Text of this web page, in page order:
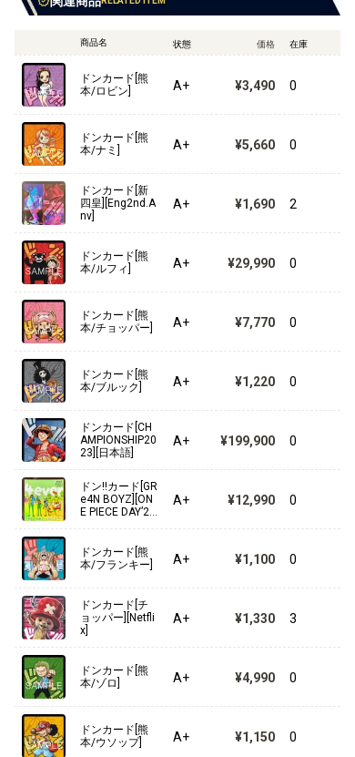
【ST-22】エース&ニューゲート
【ST-21】ギア5
【ST-20】黄 シャーロット・カタクリ
【ST-19】黒 スモーカー
【ST-18】紫 モンキー・D・ルフィ
【ST-17】青 ドンキホーテ・ドフラミンゴ
【ST-16】緑 ウタ
【ST-15】赤 エドワード・ニューゲート
【ST-14】3D2Y
【ST-13】3兄弟の絆
【ST-12】ゾロ&サンジ
【ST-11】Side ウタ
【ST-10】“三船長”集結
【ST-09】Side ヤマト
【ST-08】Side モンキー・D・ルフィ
【ST-07】ビッグ・マム海賊団
【ST-06】海軍
【ST-05】ONE PIECE FILM edition
【ST-04】百獣海賊団
【ST-03】王下七武海
【ST-02】最悪の世代
商品名 状態 価格 在庫
ドンカード[熊
本/ロビン]
A+ ¥3,490 0
ドンカード[熊
本/ナミ]
A+ ¥5,660 0
ドンカード[新
四皇][Eng2nd.A
nv]
A+ ¥1,690 2
ドンカード[熊
本/ルフィ]
A+ ¥29,990 0
ドンカード[熊
本/チョッパー]
A+ ¥7,770 0
ドンカード[熊
本/ブルック]
A+ ¥1,220 0
ドンカード[CH
AMPIONSHIP20
23][日本語]
A+ ¥199,900 0
ドン!!カード[GR
e4N BOYZ][ON
E PIECE DAY’24
A+ ¥12,990 0
ドンカード[熊
本/フランキー]
A+ ¥1,100 0
ドンカード[チ
ョッパー][Netfli
x]
A+ ¥1,330 3
ドンカード[熊
本/ゾロ]
A+ ¥4,990 0
ドンカード[熊
本/ウソップ]
A+ ¥1,150 0